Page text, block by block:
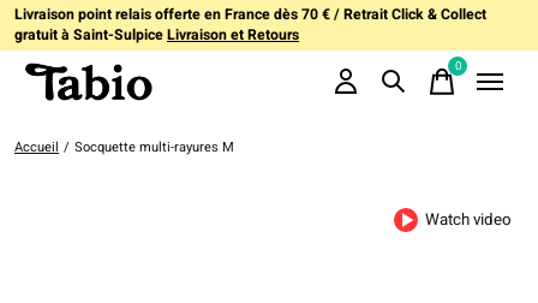
Livraison point relais offerte en France dès 70 € / Retrait Click & Collect
gratuit à Saint-SulpiceLivraison et Retours
0items
Accueil / Socquette multi-rayures M
Watch video